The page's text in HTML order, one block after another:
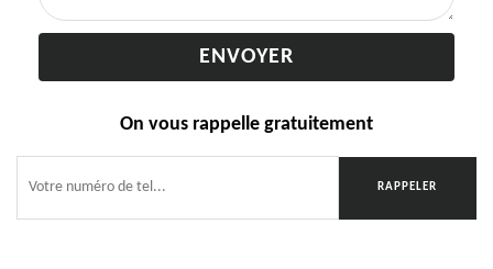
On vous rappelle gratuitement